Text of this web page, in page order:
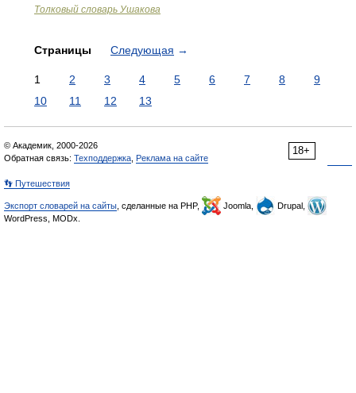
Толковый словарь Ушакова
Страницы Следующая →
1 2 3 4 5 6 7 8
9
10
11 12 13
18+
© Академик, 2000-2026
Обратная связь: Техподдержка Реклама на сайте
👣 Путешествия
Экспорт словарей на сайты , сделанные на PHP, Joomla,
Drupal,
WordPress, MODx.